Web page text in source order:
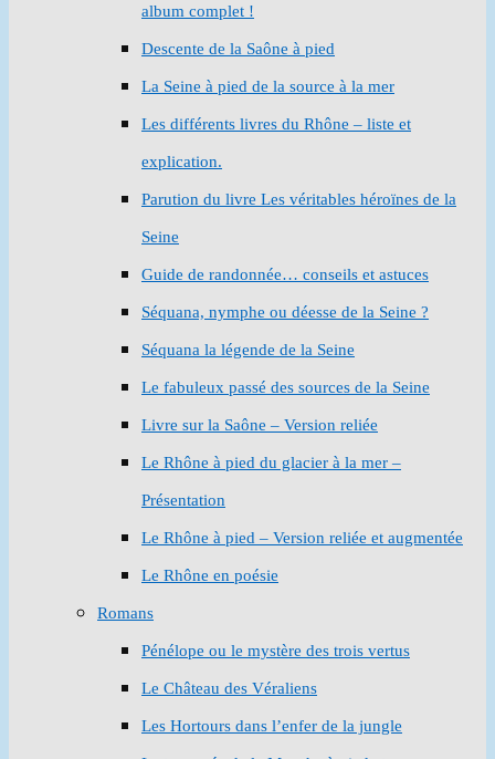
album complet !
Descente de la Saône à pied
La Seine à pied de la source à la mer
Les différents livres du Rhône – liste et
explication.
Parution du livre Les véritables héroïnes de la
Seine
Guide de randonnée… conseils et astuces
Séquana, nymphe ou déesse de la Seine ?
Séquana la légende de la Seine
Le fabuleux passé des sources de la Seine
Livre sur la Saône – Version reliée
Le Rhône à pied du glacier à la mer –
Présentation
Le Rhône à pied – Version reliée et augmentée
Le Rhône en poésie
Romans
Pénélope ou le mystère des trois vertus
Le Château des Véraliens
Les Hortours dans l’enfer de la jungle